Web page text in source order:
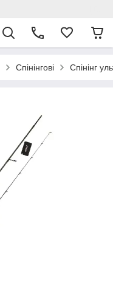
Спінінгові Спінінг